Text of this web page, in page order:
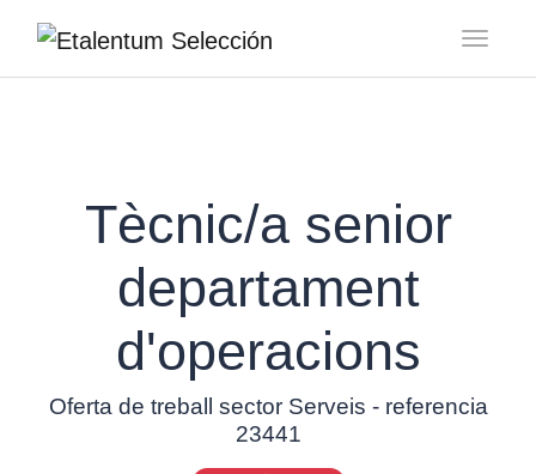
Tècnic/a senior
departament
d'operacions
Oferta de treball sector Serveis - referencia
23441